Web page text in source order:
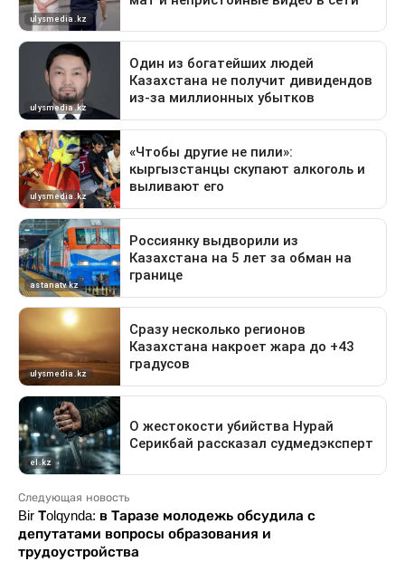
Следующая новость
Bir Тolqynda: в Таразе молодежь обсудила с
депутатами вопросы образования и
трудоустройства